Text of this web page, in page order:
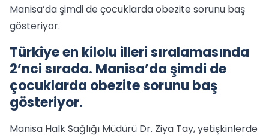
Manisa’da şimdi de çocuklarda obezite sorunu baş
gösteriyor.
Türkiye en kilolu illeri sıralamasında
2’nci sırada. Manisa’da şimdi de
çocuklarda obezite sorunu baş
gösteriyor.
Manisa Halk Sağlığı Müdürü Dr. Ziya Tay, yetişkinlerde